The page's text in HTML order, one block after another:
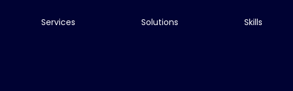
Services Solutions Skills